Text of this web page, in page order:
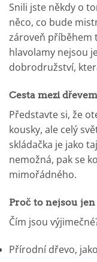
Snili jste někdy o
něco, co bude
zároveň příběhem
hlavolamy nejsou
dobrodružství,
Cesta mezi
Představte si, že
kousky, ale celý
skládačka je jako
nemožná, pak se
mimořádného.
Proč to nejsou
Čím jsou
Přírodní dřevo,